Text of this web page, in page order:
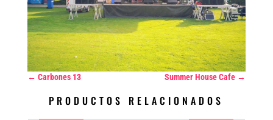
← Carbones 13 Summer House Cafe →
PRODUCTOS RELACIONADOS